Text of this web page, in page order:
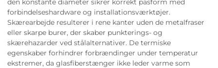
den konstante diameter sikrer korrekt pasform med
forbindelseshardware og installationsværktøjer.
Skærearbejde resulterer i rene kanter uden de metalfraser
eller skarpe burer, der skaber punkterings- og
skærehazarder ved stålalternativer. De termiske
egenskaber forhindrer forbrændinger under temperatur
ekstremer, da glasfiberstænger ikke leder varme som